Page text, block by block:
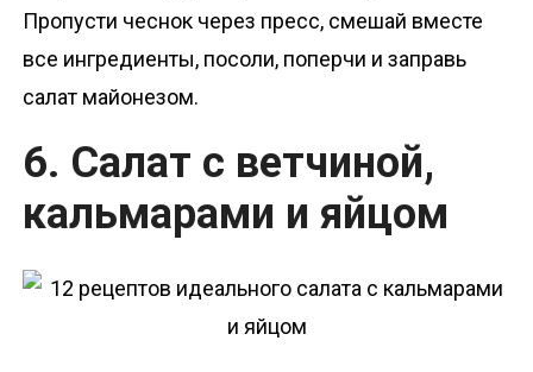
Пропусти чеснок через пресс, смешай вместе
все ингредиенты, посоли, поперчи и заправь
салат майонезом.
6. Салат с ветчиной,
кальмарами и яйцом